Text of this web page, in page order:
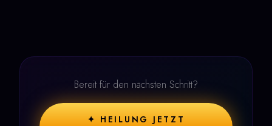
Bereit für den nächsten Schritt?
✦ HEILUNG JETZT